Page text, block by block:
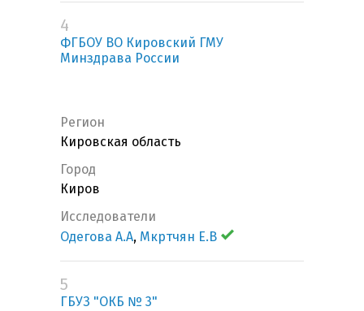
4
ФГБОУ ВО Кировский ГМУ
Минздрава России
Регион
Кировская область
Город
Киров
Исследователи
Одегова А.А, Мкртчян Е.В
5
ГБУЗ "ОКБ № 3"